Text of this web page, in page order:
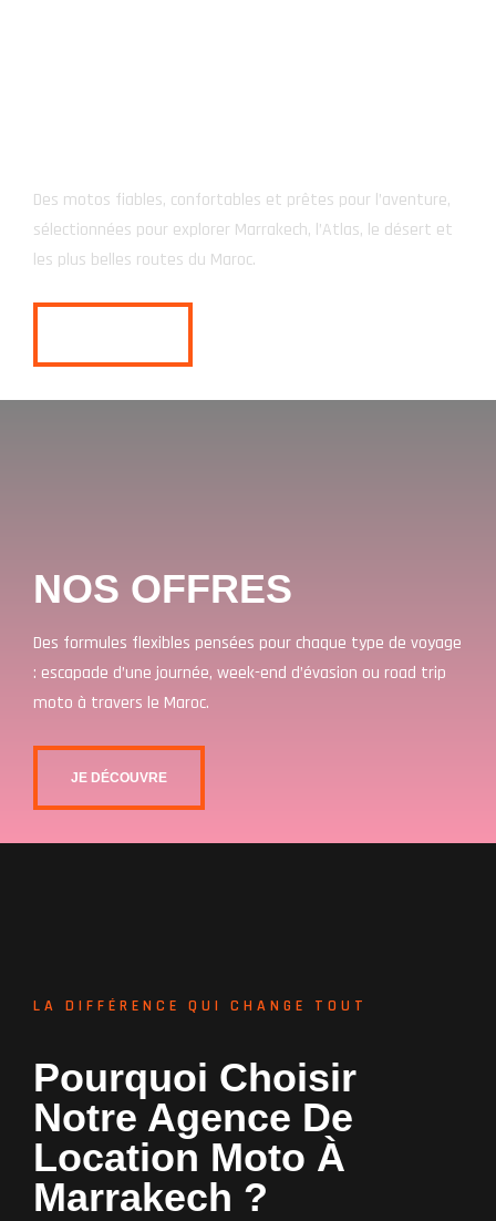
Des motos fiables, confortables et prêtes pour l’aventure,
sélectionnées pour explorer Marrakech, l’Atlas, le désert et
les plus belles routes du Maroc.
NOS OFFRES
Des formules flexibles pensées pour chaque type de voyage
: escapade d’une journée, week-end d’évasion ou road trip
moto à travers le Maroc.
JE DÉCOUVRE
LA DIFFÉRENCE QUI CHANGE TOUT
Pourquoi Choisir
Notre Agence De
Location Moto À
Marrakech ?